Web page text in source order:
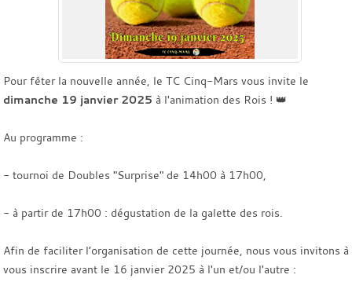
Pour fêter la nouvelle année, le TC Cinq-Mars vous invite le
dimanche 19 janvier 2025 à l'animation des Rois ! 👑
Au programme :
- tournoi de Doubles "Surprise" de 14h00 à 17h00,
- à partir de 17h00 : dégustation de la galette des rois.
Afin de faciliter l’organisation de cette journée, nous vous invitons à
vous inscrire avant le 16 janvier 2025 à l'un et/ou l'autre :